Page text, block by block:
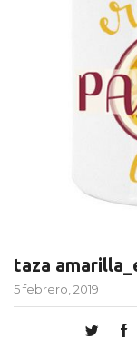
taza
5 febrero, 2019